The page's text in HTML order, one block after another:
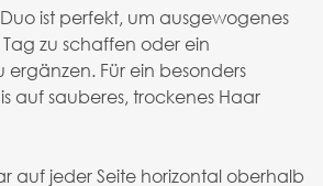
ist perfekt, um ausgewogenes
zu schaffen oder ein
ergänzen. Für ein besonders
auf sauberes, trockenes Haar
auf jeder Seite horizontal oberhalb